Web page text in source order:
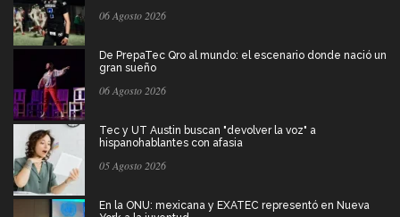
06 Agosto 2026
De PrepaTec Qro al mundo: el escenario donde nació un
gran sueño
06 Agosto 2026
Tec y UT Austin buscan "devolver la voz" a
hispanohablantes con afasia
05 Agosto 2026
En la ONU: mexicana y EXATEC representó en Nueva